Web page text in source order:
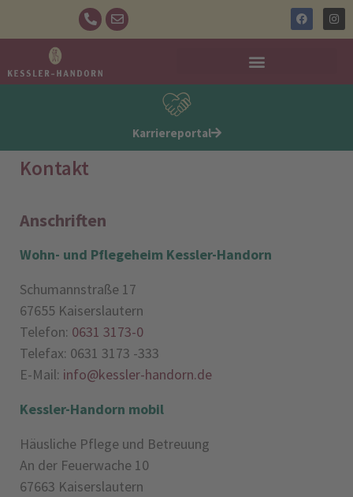
Karriereportal
Kontakt
Anschriften
Wohn- und Pflegeheim Kessler-Handorn
Schumannstraße 17
67655 Kaiserslautern
Telefon: 0631 3173-0
Telefax: 0631 3173 -333
E-Mail: info@kessler-handorn.de
Kessler-Handorn mobil
Häusliche Pflege und Betreuung
An der Feuerwache 10
67663 Kaiserslautern